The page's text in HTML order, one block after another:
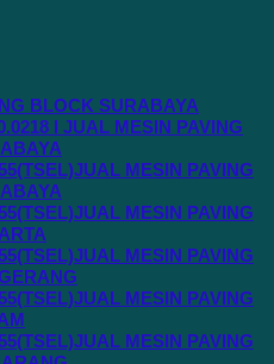
BLOCK SURABAYA
I JUAL MESIN PAVING
MESIN PAVING
MESIN PAVING
MESIN PAVING
MESIN PAVING
MESIN PAVING